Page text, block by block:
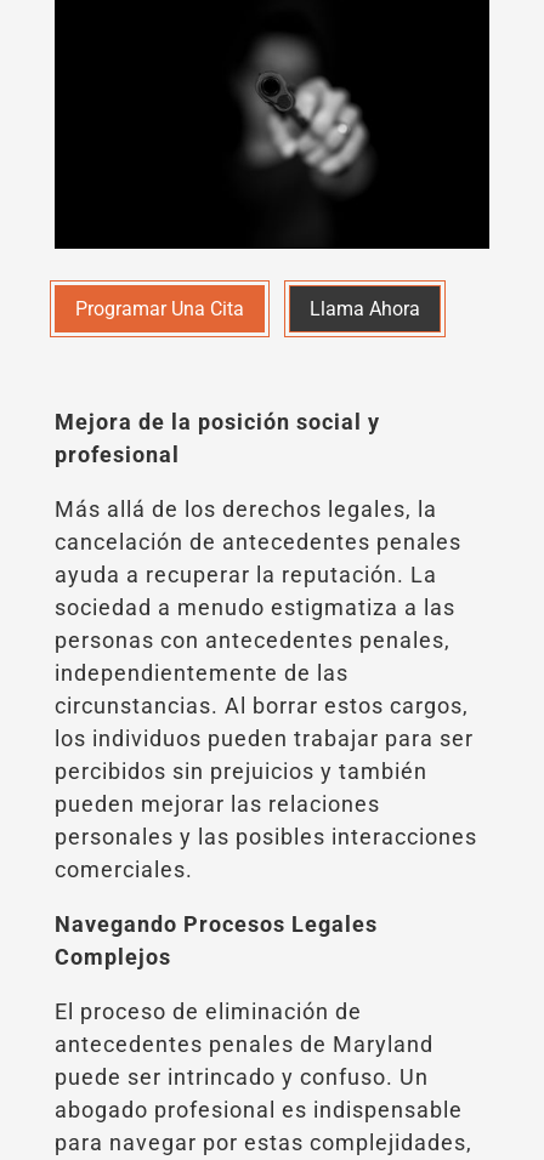
Programar Una Cita Llama Ahora
Mejora de la posición social y
profesional
Más allá de los derechos legales, la
cancelación de antecedentes penales
ayuda a recuperar la reputación. La
sociedad a menudo estigmatiza a las
personas con antecedentes penales,
independientemente de las
circunstancias. Al borrar estos cargos,
los individuos pueden trabajar para ser
percibidos sin prejuicios y también
pueden mejorar las relaciones
personales y las posibles interacciones
comerciales.
Navegando Procesos Legales
Complejos
El proceso de eliminación de
antecedentes penales de Maryland
puede ser intrincado y confuso. Un
abogado profesional es indispensable
para navegar por estas complejidades,